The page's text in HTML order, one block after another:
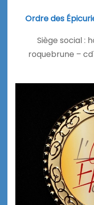
Ordre des
Siège social :
roquebrune –